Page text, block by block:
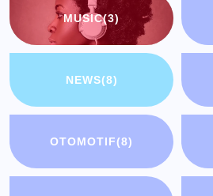
MUSIC(3)
NEWS(8)
OTOMOTIF(8)